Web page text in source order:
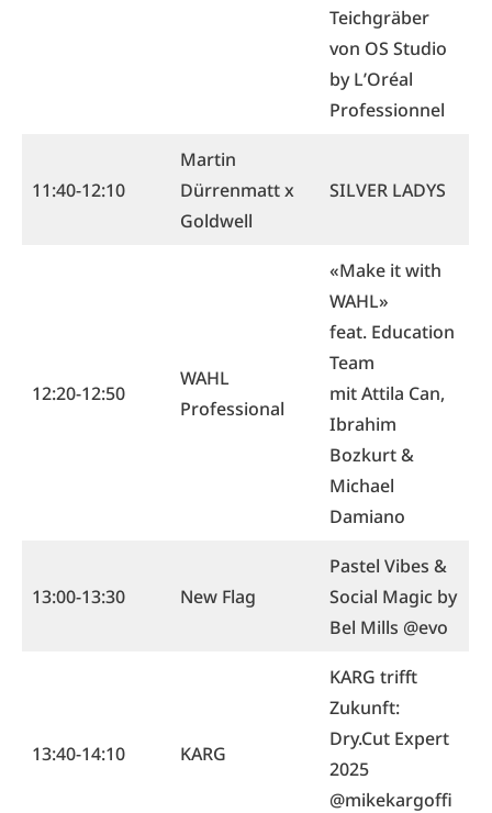
Teichgräber
von OS Studio
by LʼOréal
Professionnel
11:40-12:10
Martin
Dürrenmatt x
Goldwell
SILVER LADYS
12:20-12:50
WAHL
Professional
«Make it with
WAHL»
feat. Education
Team
mit Attila Can,
Ibrahim
Bozkurt &
Michael
Damiano
13:00-13:30 New Flag
Pastel Vibes &
Social Magic by
Bel Mills @evo
13:40-14:10 KARG
KARG trifft
Zukunft:
Dry.Cut Expert
2025
@mikekargoffi